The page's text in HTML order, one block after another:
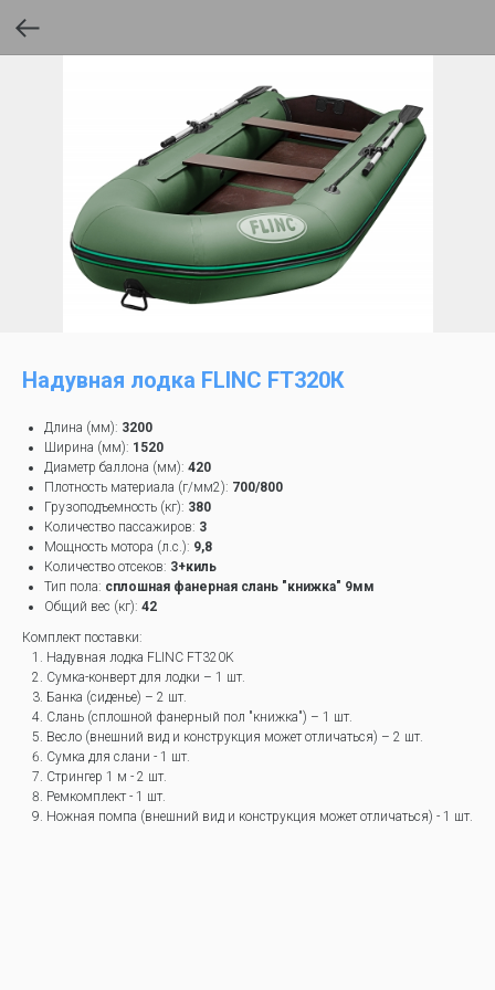
Надувная лодка FLINC FT320К
Длина (мм): 3200
Ширина (мм): 1520
Диаметр баллона (мм): 420
Плотность материала (г/мм2): 700/800
Грузоподъемность (кг): 380
Количество пассажиров: 3
Мощность мотора (л.с.): 9,8
Количество отсеков: 3+киль
Тип пола: сплошная фанерная слань "книжка" 9мм
Общий вес (кг): 42
Комплект поставки:
Надувная лодка FLINC FT320K
Сумка-конверт для лодки – 1 шт.
Банка (сиденье) – 2 шт.
Слань (сплошной фанерный пол "книжка") – 1 шт.
Весло (внешний вид и конструкция может отличаться) – 2 шт.
Сумка для слани - 1 шт.
Стрингер 1 м - 2 шт.
Ремкомплект - 1 шт.
Ножная помпа (внешний вид и конструкция может отличаться) - 1 шт.